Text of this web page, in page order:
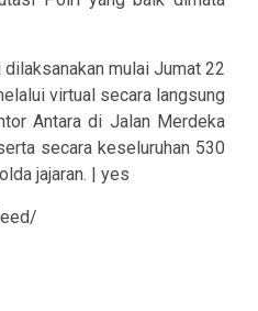
mulai Jumat 22
virtual secara langsung
Antara di Jalan Merdeka
secara keseluruhan 530
jajaran. | yes